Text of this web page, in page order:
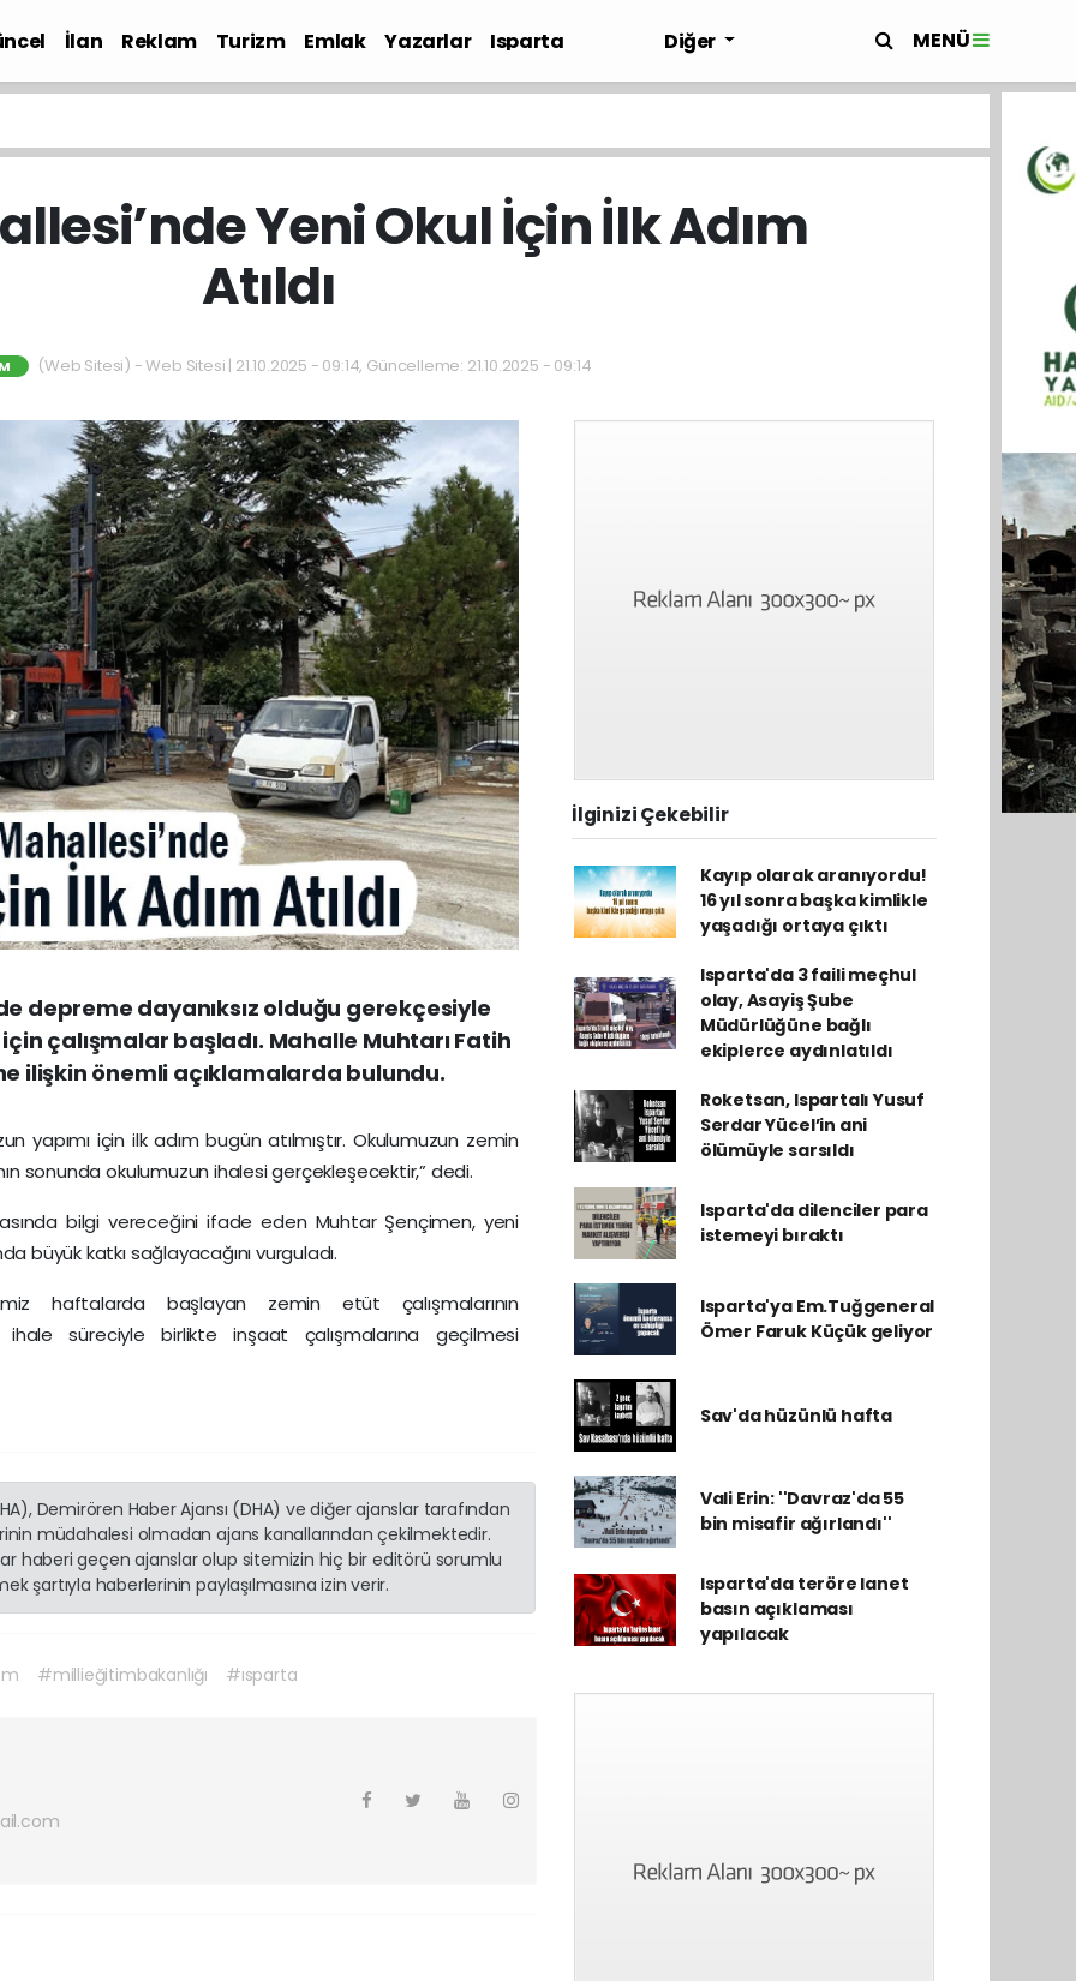
İlan Reklam Turizm Emlak Yazarlar
Isparta
Diğer MENÜ
Yeni Okul İçin İlk Adım
Atıldı
(Web Sitesi) - Web Sitesi | 21.10.2025 - 09:14, Güncelleme: 21.10.2025 - 09:14
depreme dayanıksız olduğu gerekçesiyle
için çalışmalar başladı. Mahalle Muhtarı Fatih
ilişkin önemli açıklamalarda bulundu.
yapımı için ilk adım bugün atılmıştır. Okulumuzun zemin
sonunda okulumuzun ihalesi gerçekleşecektir,” dedi.
bilgi vereceğini ifade eden Muhtar Şençimen, yeni
büyük katkı sağlayacağını vurguladı.
haftalarda başlayan zemin etüt çalışmalarının
ihale süreciyle birlikte inşaat çalışmalarına geçilmesi
Demirören Haber Ajansı (DHA) ve diğer ajanslar tarafından
müdahalesi olmadan ajans kanallarından çekilmektedir.
haberi geçen ajanslar olup sitemizin hiç bir editörü sorumlu
şartıyla haberlerinin paylaşılmasına izin verir.
#millieğitimbakanlığı #ısparta
İlginizi Çekebilir
Kayıp olarak aranıyordu!
16 yıl sonra başka kimlikle
yaşadığı ortaya çıktı
Isparta'da 3 faili meçhul
olay, Asayiş Şube
Müdürlüğüne bağlı
ekiplerce aydınlatıldı
Roketsan, Ispartalı Yusuf
Serdar Yücel’in ani
ölümüyle sarsıldı
Isparta'da dilenciler para
istemeyi bıraktı
Isparta'ya Em.Tuğgeneral
Ömer Faruk Küçük geliyor
Sav'da hüzünlü hafta
Vali Erin: ''Davraz'da 55
bin misafir ağırlandı''
Isparta'da teröre lanet
basın açıklaması
yapılacak